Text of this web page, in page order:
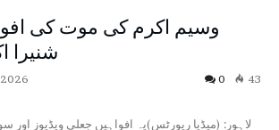
وسیم اکرم کی موت کی
شنیرا
0
43
لاہور: (میڈیا رپورٹس)یہ افواہیں جعلی ویڈیوز